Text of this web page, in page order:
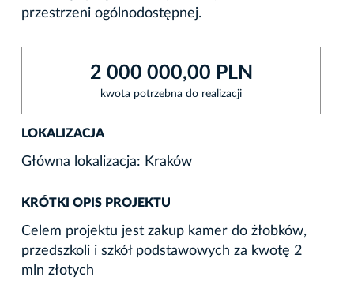
przestrzeni ogólnodostępnej.
2 000 000,00 PLN
kwota potrzebna do realizacji
LOKALIZACJA
Główna lokalizacja: Kraków
KRÓTKI OPIS PROJEKTU
Celem projektu jest zakup kamer do żłobków,
przedszkoli i szkół podstawowych za kwotę 2
mln złotych